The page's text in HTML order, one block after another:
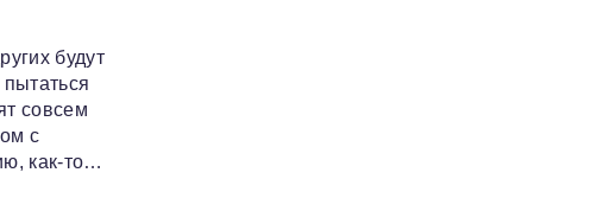
будут
совсем
с
как-то…